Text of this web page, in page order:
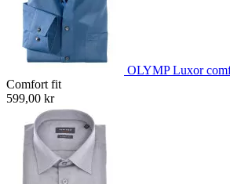
OLYMP Luxor
Comfort fit
599,00 kr